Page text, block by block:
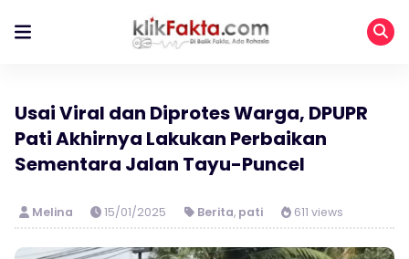
Usai Viral dan Diprotes Warga, DPUPR
Pati Akhirnya Lakukan Perbaikan
Sementara Jalan Tayu-Puncel
Melina 15/01/2025 Berita, pati 611 views